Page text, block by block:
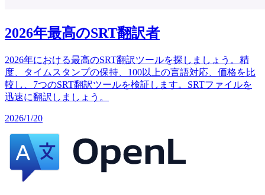
2026年最高のSRT翻訳者
2026年における最高のSRT翻訳ツールを探しましょう。精
度、タイムスタンプの保持、100以上の言語対応、価格を比
較し、7つのSRT翻訳ツールを検証します。SRTファイルを
迅速に翻訳しましょう。
2026/1/20